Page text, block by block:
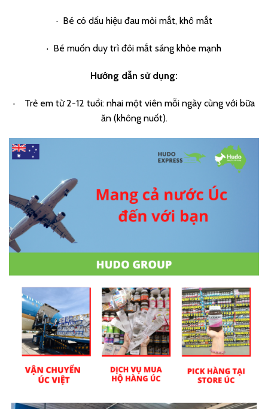
· Bé có dấu hiệu đau mỏi mắt, khô mắt
· Bé muốn duy trì đôi mắt sáng khỏe mạnh
Hướng dẫn sử dụng:
· Trẻ em từ 2-12 tuổi: nhai một viên mỗi ngày cùng với bữa
ăn (không nuốt).